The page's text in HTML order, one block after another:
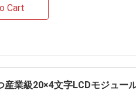
Cart
産業級20×4文字LCDモジュー